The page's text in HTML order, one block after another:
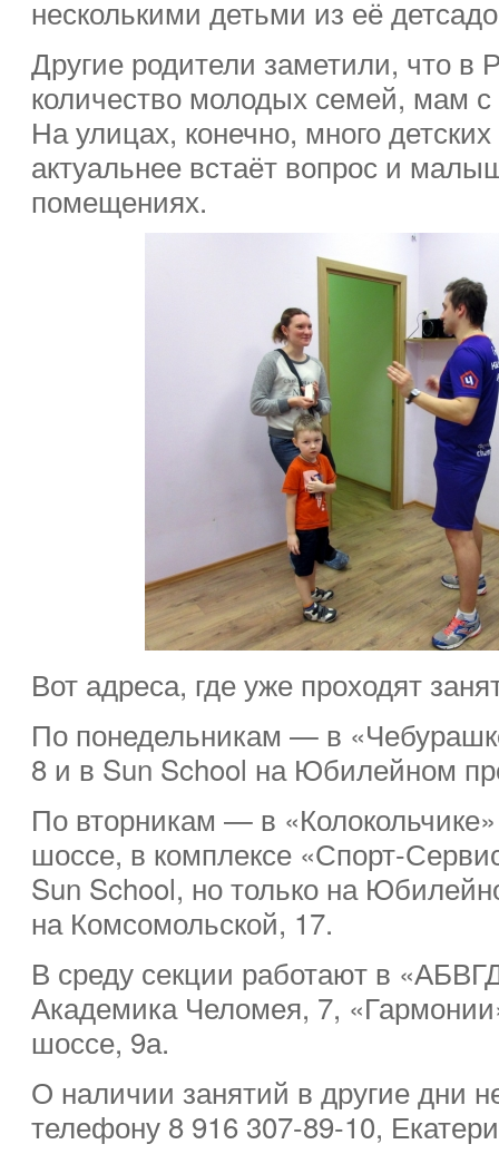
несколькими детьми из её
Другие родители заметили, что в
количество молодых семей, мам
На улицах, конечно, много
актуальнее встаёт вопрос и
помещениях.
Вот адреса, где уже проходят
По понедельникам — в
8 и в Sun School на Юбилейном
По вторникам — в
шоссе, в комплексе «Спорт-
Sun School, но только на
на Комсомольской, 17.
В среду секции работают в
Академика Челомея, 7,
шоссе, 9а.
О наличии занятий в другие дни
телефону 8 916 307-89-10,